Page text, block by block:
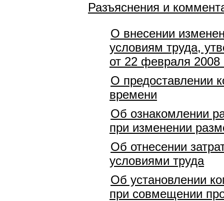
Разъяснения и
О внесении
условиям труда,
от 22 февраля 2008
О предоставлении
времени
Об ознакомлении
при изменении
Об отнесении
условиями труда
Об установлении
при совмещении